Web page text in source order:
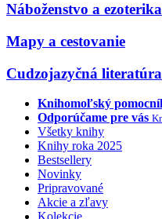
Náboženstvo a ezoterika
Mapy a cestovanie
Cudzojazyčná literatúra
Knihomoľský
Odporúčame pre vás
Všetky knihy
Knihy roka 2025
Bestsellery
Novinky
Pripravované
Akcie a zľavy